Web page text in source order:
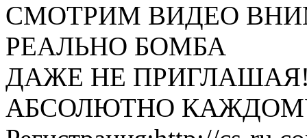
СМОТРИМ ВИДЕО
РЕАЛЬНО БОМБА
ДАЖЕ НЕ
АБСОЛЮТНО